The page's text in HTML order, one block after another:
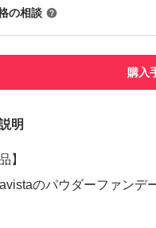
の相談
購入
明
】
のパウダーファンデ